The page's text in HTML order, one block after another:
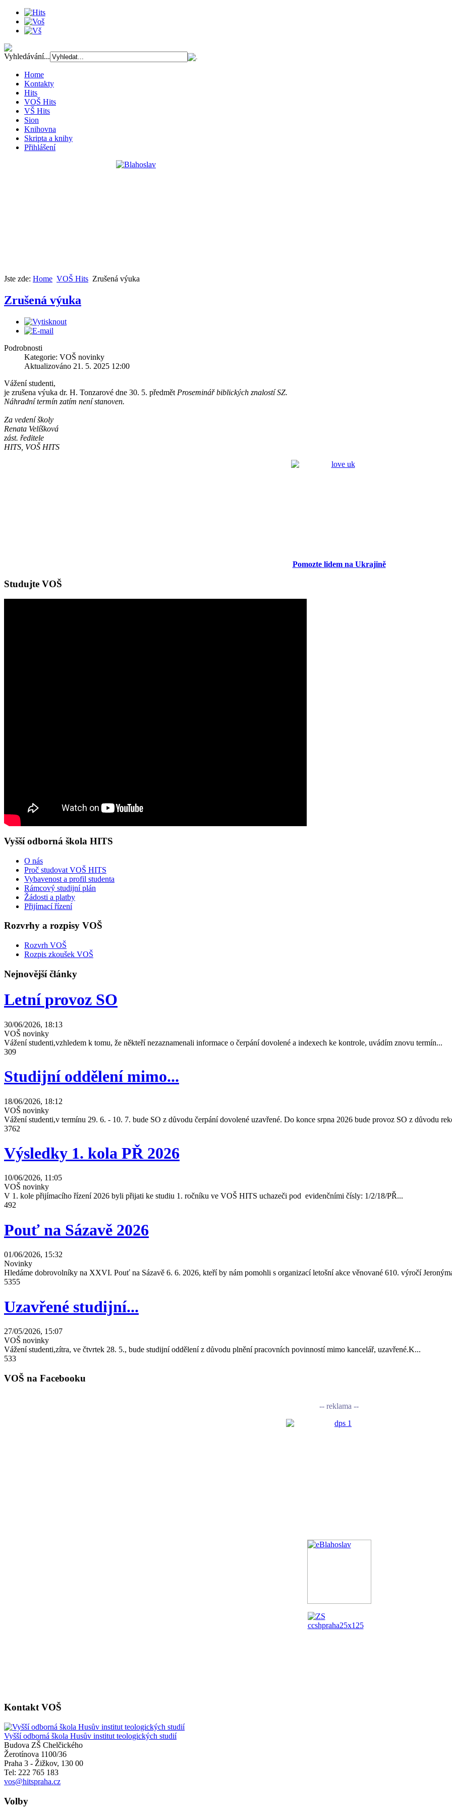
Vyhledávání...
Home
Kontakty
Hits
VOŠ Hits
VŠ Hits
Sion
Knihovna
Skripta a knihy
Přihlášení
Jste zde: Home VOŠ Hits Zrušená výuka
Zrušená výuka
Podrobnosti
Kategorie: VOŠ novinky
Aktualizováno 21. 5. 2025 12:00
Vážení studenti,
je zrušena výuka dr. H. Tonzarové dne 30. 5. předmět Proseminář biblických znalostí SZ.
Náhradní termín zatím není stanoven.
Za vedení školy
Renata Velíšková
zást. ředitele
HITS, VOŠ HITS
Pomozte lidem na Ukrajině
Studujte VOŠ
Vyšší odborná škola HITS
O nás
Proč studovat VOŠ HITS
Vybavenost a profil studenta
Rámcový studijní plán
Žádosti a platby
Přijímací řízení
Rozvrhy a rozpisy VOŠ
Rozvrh VOŠ
Rozpis zkoušek VOŠ
Nejnovější články
Letní provoz SO
30/06/2026, 18:13
VOŠ novinky
Vážení studenti,vzhledem k tomu, že někteří nezaznamenali informace o čerpání dovolené a indexech ke kontrole, uvádím znovu termín...
309
Studijní oddělení mimo...
18/06/2026, 18:12
VOŠ novinky
Vážení studenti,v termínu 29. 6. - 10. 7. bude SO z důvodu čerpání dovolené uzavřené. Do konce srpna 2026 bude provoz SO z důvodu
3762
Výsledky 1. kola PŘ 2026
10/06/2026, 11:05
VOŠ novinky
V 1. kole přijímacího řízení 2026 byli přijati ke studiu 1. ročníku ve VOŠ HITS uchazeči pod evidenčními čísly: 1/2/18/PŘ...
492
Pouť na Sázavě 2026
01/06/2026, 15:32
Novinky
Hledáme dobrovolníky na XXVI. Pouť na Sázavě 6. 6. 2026, kteří by nám pomohli s organizací letošní akce věnované 610. výročí
5355
Uzavřené studijní...
27/05/2026, 15:07
VOŠ novinky
Vážení studenti,zítra, ve čtvrtek 28. 5., bude studijní oddělení z důvodu plnění pracovních povinností mimo kancelář, uzavřené.K...
533
VOŠ na Facebooku
-- reklama --
Kontakt VOŠ
Vyšší odborná škola Husův institut teologických studií
Budova ZŠ Chelčického
Žerotínova 1100/36
Praha 3 - Žižkov, 130 00
Tel: 222 765 183
vos@hitspraha.cz
Volby